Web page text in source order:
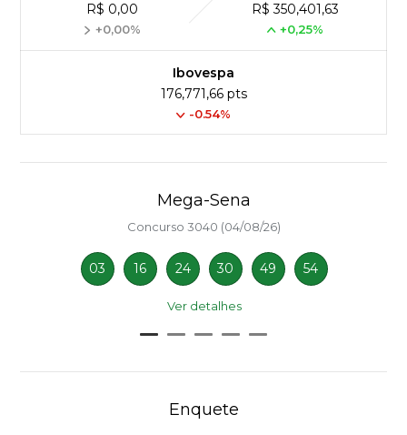
R$ 0,00
+0,00%
R$ 350,401,63
+0,25%
Ibovespa
176,771,66 pts
-0.54%
Mega-Sena
Concurso 3040 (04/08/26)
03 16 24 30 49 54
Ver detalhes
Enquete